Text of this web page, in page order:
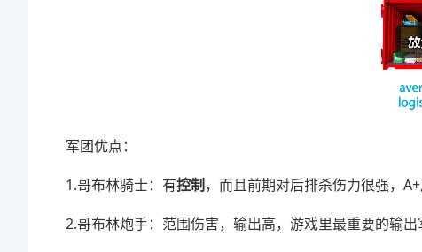
军团优点：
1.哥布林骑士：有控制 ，而且前期对后排杀伤力很强
2.哥布林炮手：范围伤害，输出高，游戏里最重要